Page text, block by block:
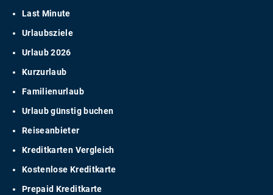
Last Minute
Urlaubsziele
Urlaub 2026
Kurzurlaub
Familienurlaub
Urlaub günstig buchen
Reiseanbieter
Kreditkarten Vergleich
Kostenlose Kreditkarte
Prepaid Kreditkarte